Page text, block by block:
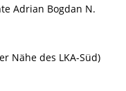
Adrian Bogdan N.
Nähe des LKA-Süd)